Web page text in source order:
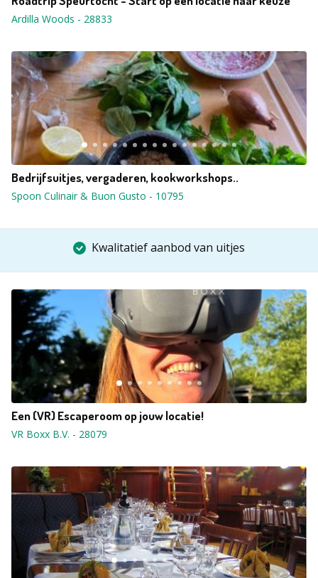
Ardilla Woods - 28833
Bedrijfsuitjes, vergaderen, kookworkshops..
Spoon Culinair & Buon Gusto - 10795
Kwalitatief aanbod van uitjes
Een (VR) Escaperoom op jouw locatie!
VR Boxx B.V. - 28079